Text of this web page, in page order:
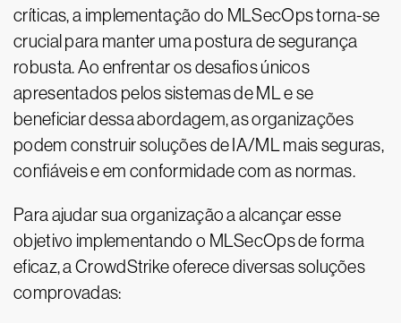
críticas, a implementação do MLSecOps torna-se
crucial para manter uma postura de segurança
robusta. Ao enfrentar os desafios únicos
apresentados pelos sistemas de ML e se
beneficiar dessa abordagem, as organizações
podem construir soluções de IA/ML mais seguras,
confiáveis e em conformidade com as normas.
Para ajudar sua organização a alcançar esse
objetivo implementando o MLSecOps de forma
eficaz, a CrowdStrike oferece diversas soluções
comprovadas: